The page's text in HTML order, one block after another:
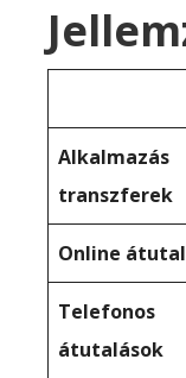
Alkalmazás
transzferek
Online
Telefonos
átutalások